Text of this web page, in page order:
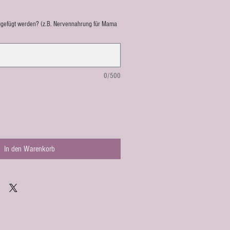
werden? (z.B. Nervennahrung für Mama
0/500
In den Warenkorb